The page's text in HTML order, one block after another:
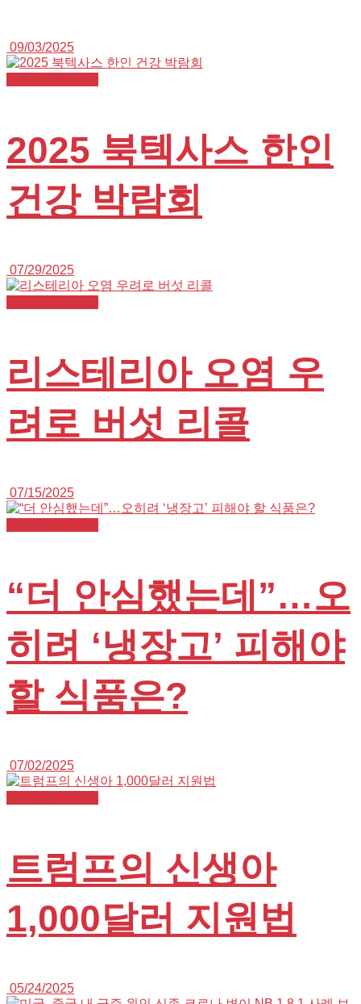
09/03/2025
2025 북텍사스 한인
건강 박람회
07/29/2025
리스테리아 오염 우
려로 버섯 리콜
07/15/2025
“더 안심했는데”…오
히려 ‘냉장고’ 피해야
할 식품은?
07/02/2025
트럼프의 신생아
1,000달러 지원법
05/24/2025